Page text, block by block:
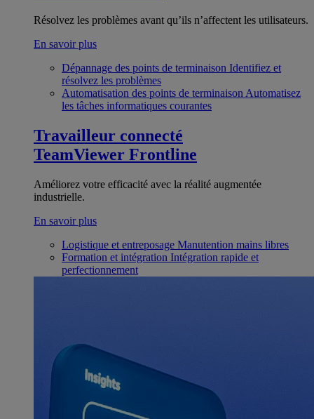
Résolvez les problèmes avant qu’ils n’affectent les utilisateurs.
En savoir plus
Dépannage des points de terminaison Identifiez et
résolvez les problèmes
Automatisation des points de terminaison Automatisez
les tâches informatiques courantes
Travailleur connecté
TeamViewer Frontline
Améliorez votre efficacité avec la réalité augmentée
industrielle.
En savoir plus
Logistique et entreposage Manutention mains libres
Formation et intégration Intégration rapide et
perfectionnement